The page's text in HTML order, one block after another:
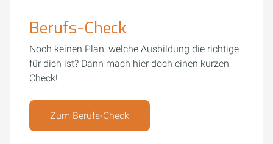
Berufs-Check
Noch keinen Plan, welche Ausbildung die richtige
für dich ist? Dann mach hier doch einen kurzen
Check!
Zum Berufs-Check